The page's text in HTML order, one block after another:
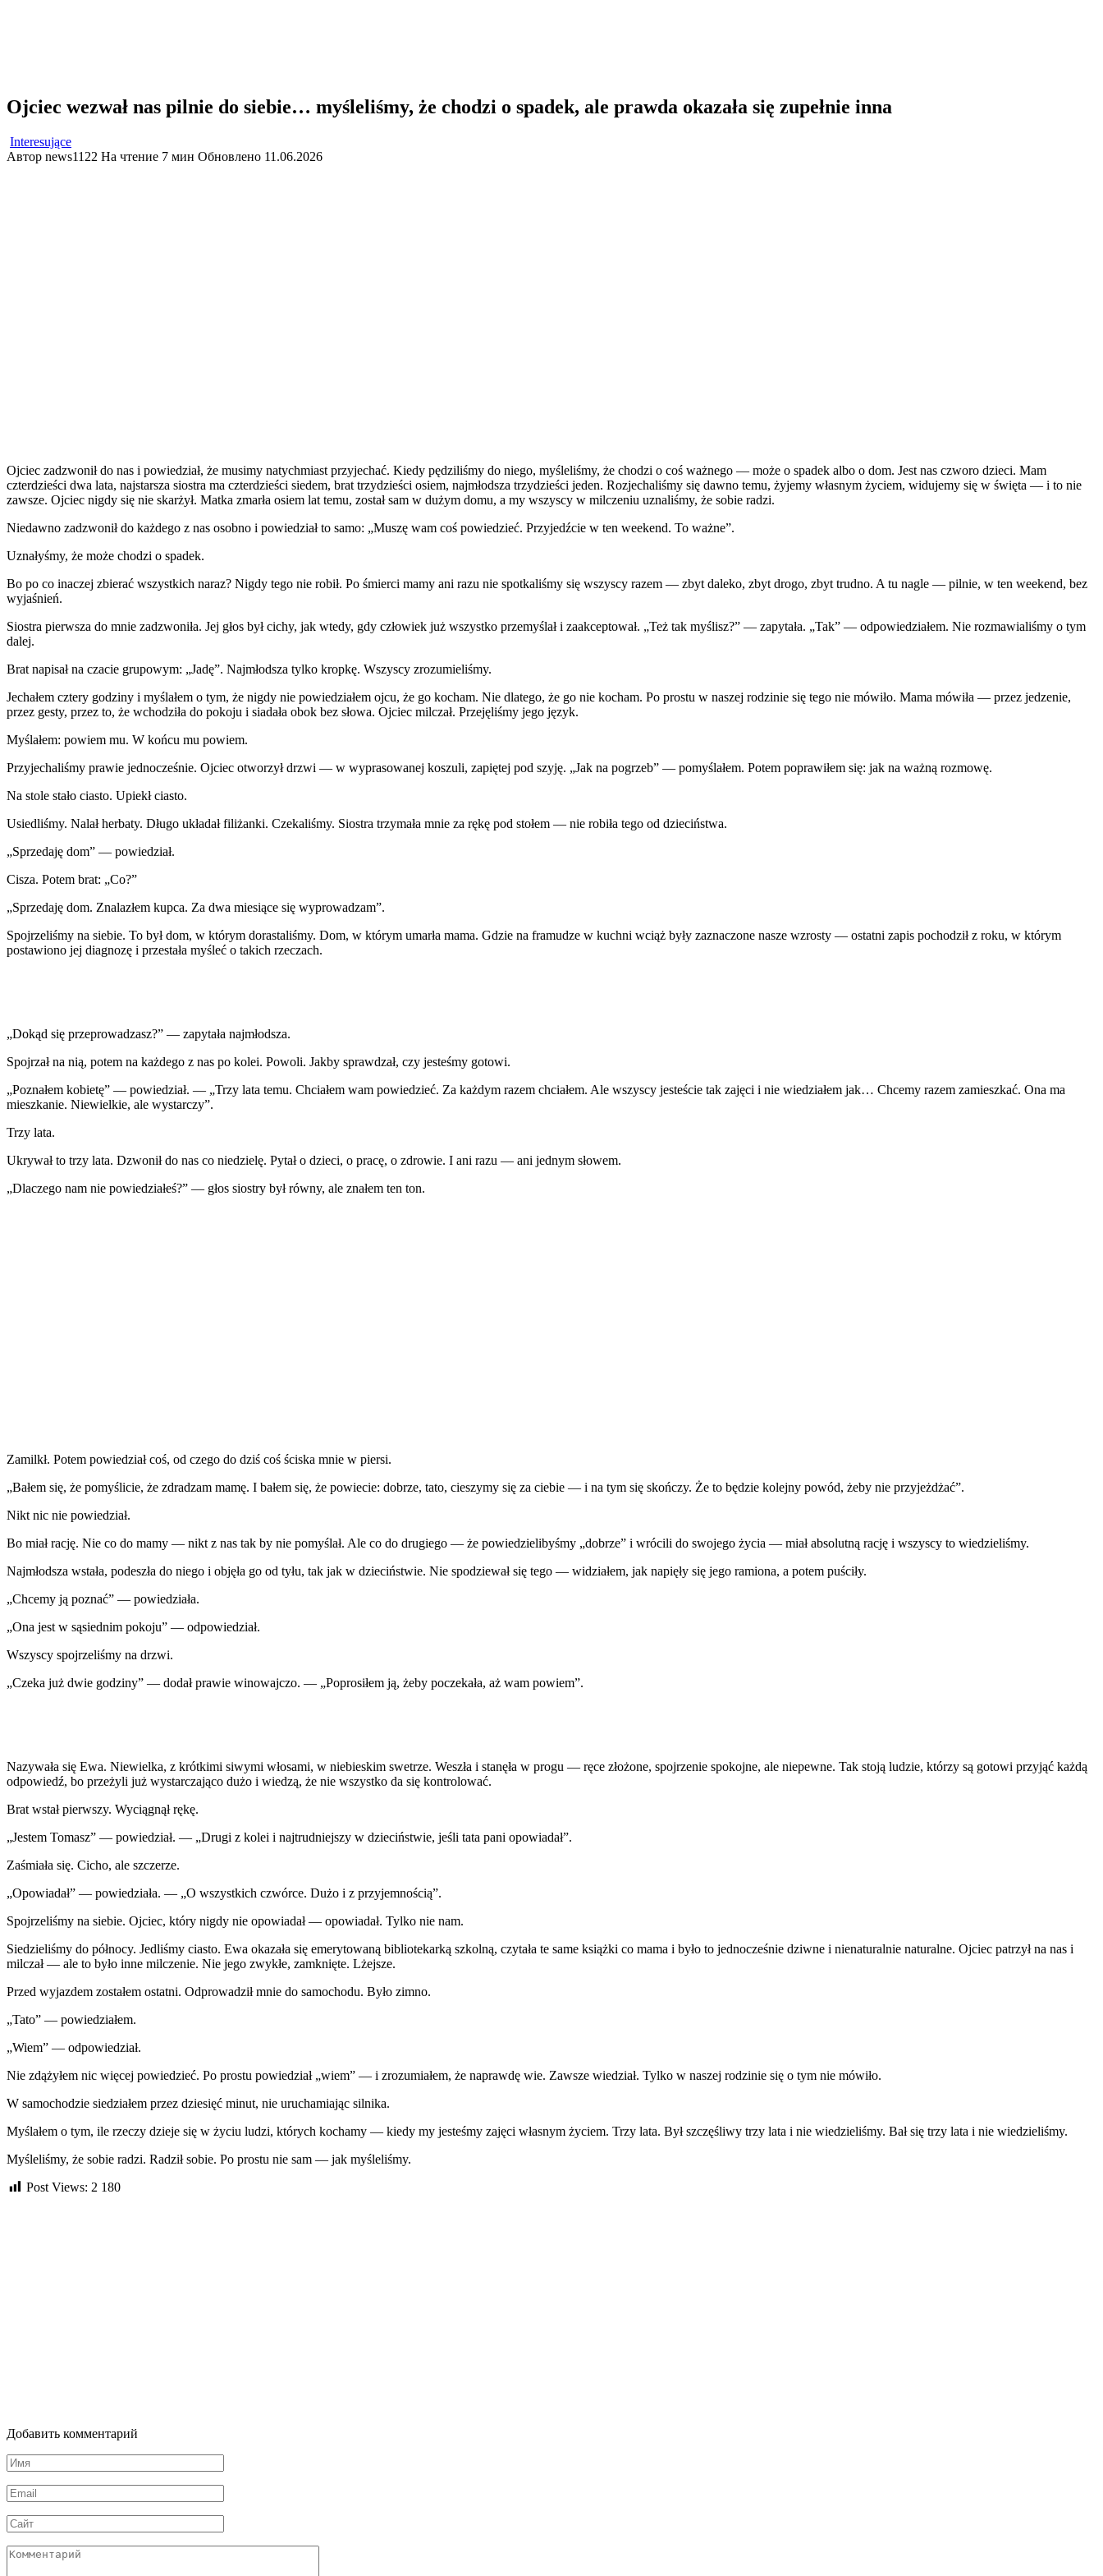
Ojciec wezwał nas pilnie do siebie… myśleliśmy, że chodzi o spadek, ale prawda okazała się zupełnie inna
Interesujące
Автор news1122 На чтение 7 мин Обновлено 11.06.2026
Ojciec zadzwonił do nas i powiedział, że musimy natychmiast przyjechać. Kiedy pędziliśmy do niego, myśleliśmy, że chodzi o coś ważnego — może o spadek albo o dom. Jest nas czworo dzieci. Mam
czterdzieści dwa lata, najstarsza siostra ma czterdzieści siedem, brat trzydzieści osiem, najmłodsza trzydzieści jeden. Rozjechaliśmy się dawno temu, żyjemy własnym życiem, widujemy się w święta — i to nie
zawsze. Ojciec nigdy się nie skarżył. Matka zmarła osiem lat temu, został sam w dużym domu, a my wszyscy w milczeniu uznaliśmy, że sobie radzi.
Niedawno zadzwonił do każdego z nas osobno i powiedział to samo: „Muszę wam coś powiedzieć. Przyjedźcie w ten weekend. To ważne”.
Uznałyśmy, że może chodzi o spadek.
Bo po co inaczej zbierać wszystkich naraz? Nigdy tego nie robił. Po śmierci mamy ani razu nie spotkaliśmy się wszyscy razem — zbyt daleko, zbyt drogo, zbyt trudno. A tu nagle — pilnie, w ten weekend, bez
wyjaśnień.
Siostra pierwsza do mnie zadzwoniła. Jej głos był cichy, jak wtedy, gdy człowiek już wszystko przemyślał i zaakceptował. „Też tak myślisz?” — zapytała. „Tak” — odpowiedziałem. Nie rozmawialiśmy o tym
dalej.
Brat napisał na czacie grupowym: „Jadę”. Najmłodsza tylko kropkę. Wszyscy zrozumieliśmy.
Jechałem cztery godziny i myślałem o tym, że nigdy nie powiedziałem ojcu, że go kocham. Nie dlatego, że go nie kocham. Po prostu w naszej rodzinie się tego nie mówiło. Mama mówiła — przez jedzenie,
przez gesty, przez to, że wchodziła do pokoju i siadała obok bez słowa. Ojciec milczał. Przejęliśmy jego język.
Myślałem: powiem mu. W końcu mu powiem.
Przyjechaliśmy prawie jednocześnie. Ojciec otworzył drzwi — w wyprasowanej koszuli, zapiętej pod szyję. „Jak na pogrzeb” — pomyślałem. Potem poprawiłem się: jak na ważną rozmowę.
Na stole stało ciasto. Upiekł ciasto.
Usiedliśmy. Nalał herbaty. Długo układał filiżanki. Czekaliśmy. Siostra trzymała mnie za rękę pod stołem — nie robiła tego od dzieciństwa.
„Sprzedaję dom” — powiedział.
Cisza. Potem brat: „Co?”
„Sprzedaję dom. Znalazłem kupca. Za dwa miesiące się wyprowadzam”.
Spojrzeliśmy na siebie. To był dom, w którym dorastaliśmy. Dom, w którym umarła mama. Gdzie na framudze w kuchni wciąż były zaznaczone nasze wzrosty — ostatni zapis pochodził z roku, w którym
postawiono jej diagnozę i przestała myśleć o takich rzeczach.
„Dokąd się przeprowadzasz?” — zapytała najmłodsza.
Spojrzał na nią, potem na każdego z nas po kolei. Powoli. Jakby sprawdzał, czy jesteśmy gotowi.
„Poznałem kobietę” — powiedział. — „Trzy lata temu. Chciałem wam powiedzieć. Za każdym razem chciałem. Ale wszyscy jesteście tak zajęci i nie wiedziałem jak… Chcemy razem zamieszkać. Ona ma
mieszkanie. Niewielkie, ale wystarczy”.
Trzy lata.
Ukrywał to trzy lata. Dzwonił do nas co niedzielę. Pytał o dzieci, o pracę, o zdrowie. I ani razu — ani jednym słowem.
„Dlaczego nam nie powiedziałeś?” — głos siostry był równy, ale znałem ten ton.
Zamilkł. Potem powiedział coś, od czego do dziś coś ściska mnie w piersi.
„Bałem się, że pomyślicie, że zdradzam mamę. I bałem się, że powiecie: dobrze, tato, cieszymy się za ciebie — i na tym się skończy. Że to będzie kolejny powód, żeby nie przyjeżdżać”.
Nikt nic nie powiedział.
Bo miał rację. Nie co do mamy — nikt z nas tak by nie pomyślał. Ale co do drugiego — że powiedzielibyśmy „dobrze” i wrócili do swojego życia — miał absolutną rację i wszyscy to wiedzieliśmy.
Najmłodsza wstała, podeszła do niego i objęła go od tyłu, tak jak w dzieciństwie. Nie spodziewał się tego — widziałem, jak napięły się jego ramiona, a potem puściły.
„Chcemy ją poznać” — powiedziała.
„Ona jest w sąsiednim pokoju” — odpowiedział.
Wszyscy spojrzeliśmy na drzwi.
„Czeka już dwie godziny” — dodał prawie winowajczo. — „Poprosiłem ją, żeby poczekała, aż wam powiem”.
Nazywała się Ewa. Niewielka, z krótkimi siwymi włosami, w niebieskim swetrze. Weszła i stanęła w progu — ręce złożone, spojrzenie spokojne, ale niepewne. Tak stoją ludzie, którzy są gotowi przyjąć każdą
odpowiedź, bo przeżyli już wystarczająco dużo i wiedzą, że nie wszystko da się kontrolować.
Brat wstał pierwszy. Wyciągnął rękę.
„Jestem Tomasz” — powiedział. — „Drugi z kolei i najtrudniejszy w dzieciństwie, jeśli tata pani opowiadał”.
Zaśmiała się. Cicho, ale szczerze.
„Opowiadał” — powiedziała. — „O wszystkich czwórce. Dużo i z przyjemnością”.
Spojrzeliśmy na siebie. Ojciec, który nigdy nie opowiadał — opowiadał. Tylko nie nam.
Siedzieliśmy do północy. Jedliśmy ciasto. Ewa okazała się emerytowaną bibliotekarką szkolną, czytała te same książki co mama i było to jednocześnie dziwne i nienaturalnie naturalne. Ojciec patrzył na nas i
milczał — ale to było inne milczenie. Nie jego zwykłe, zamknięte. Lżejsze.
Przed wyjazdem zostałem ostatni. Odprowadził mnie do samochodu. Było zimno.
„Tato” — powiedziałem.
„Wiem” — odpowiedział.
Nie zdążyłem nic więcej powiedzieć. Po prostu powiedział „wiem” — i zrozumiałem, że naprawdę wie. Zawsze wiedział. Tylko w naszej rodzinie się o tym nie mówiło.
W samochodzie siedziałem przez dziesięć minut, nie uruchamiając silnika.
Myślałem o tym, ile rzeczy dzieje się w życiu ludzi, których kochamy — kiedy my jesteśmy zajęci własnym życiem. Trzy lata. Był szczęśliwy trzy lata i nie wiedzieliśmy. Bał się trzy lata i nie wiedzieliśmy.
Myśleliśmy, że sobie radzi. Radził sobie. Po prostu nie sam — jak myśleliśmy.
Post Views: 2 180
Добавить комментарий
Имя
*
Email
*
Сайт
Комментарий